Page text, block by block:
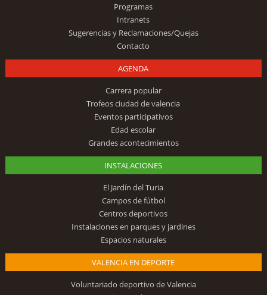
Programas
Intranets
Sugerencias y Reclamaciones/Quejas
Contacto
AGENDA
Carrera popular
Trofeos ciudad de valencia
Eventos participativos
Edad escolar
Grandes acontecimientos
INSTALACIONES
El Jardín del Turia
Campos de fútbol
Centros deportivos
Instalaciones en parques y jardines
Espacios naturales
VALENCIA EN DEPORTE
Voluntariado deportivo de Valencia